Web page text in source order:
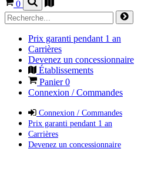
0
Prix garanti pendant 1 an
Carrières
Devenez un concessionnaire
Établissements
Panier0
Connexion / Commandes
Connexion / Commandes
Prix garanti pendant 1 an
Carrières
Devenez un concessionnaire